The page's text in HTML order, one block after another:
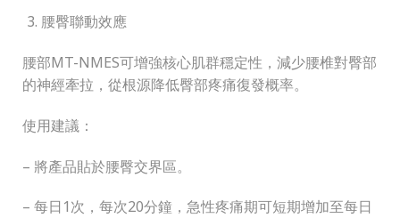
腰臀聯動效應
腰部MT-NMES可增強核心肌群穩定性，減少腰椎對臀部
的神經牽拉，從根源降低臀部疼痛復發概率。
使用建議：
– 將產品貼於腰臀交界區。
– 每日1次，每次20分鐘，急性疼痛期可短期增加至每日